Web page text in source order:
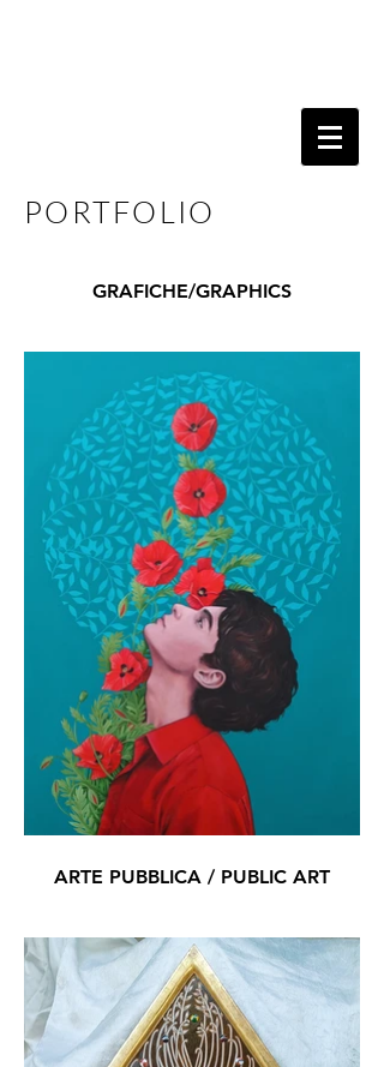
PORTFOLIO
GRAFICHE/GRAPHICS
ARTE PUBBLICA / PUBLIC ART